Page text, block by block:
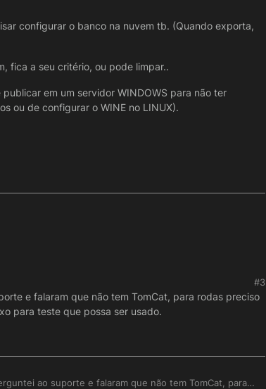
configurar o banco na nuvem tb. (Quando exporta,
fica a seu critério, ou pode limpar..
em um servidor WINDOWS para não ter
ou de configurar o WINE no LINUX).
código-jar
um-sistema
rode pelo menos o TOMCAT;
#3
e falaram que não tem TomCat, para rodas preciso
para teste que possa ser usado.
ao suporte e falaram que não tem TomCat, para